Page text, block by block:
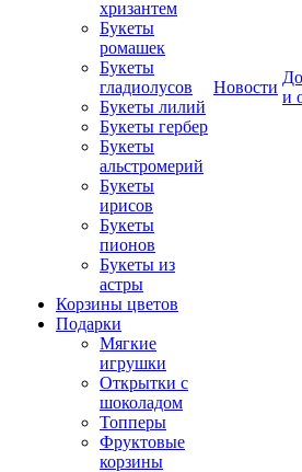
хризантем
Букеты
ромашек
Букеты
гладиолусов
Букеты лилий
Букеты гербер
Букеты
альстромерий
Букеты
ирисов
Букеты
пионов
Букеты из
астры
Корзины цветов
Подарки
Мягкие
игрушки
Открытки с
шоколадом
Топперы
Фруктовые
корзины
Новости
и